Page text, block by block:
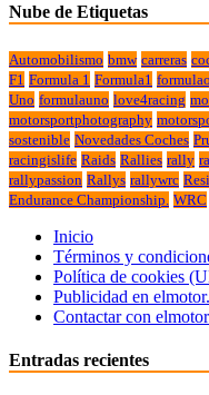
Nube de Etiquetas
Automobilismo bmw carreras
F1 Formula 1 Formula1
Uno formulauno love4racing
motorsportphotography
sostenible Novedades Coches
racingislife Raids Rallies rally
rallypassion Rallys rallywrc
Endurance Championship. WRC
Inicio
Términos y
Política de cookies
Publicidad en
Contactar con
Entradas recientes